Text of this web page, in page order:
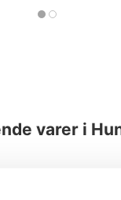
varer i